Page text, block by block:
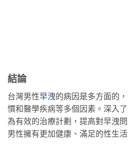
結論
台灣男性早洩的病因是多方面的
慣和醫學疾病等多個因素。深入
為有效的治療計劃，提高對早洩
男性擁有更加健康、滿足的性生活